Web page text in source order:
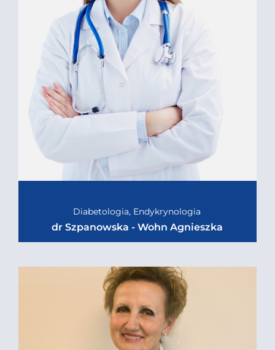
Diabetologia, Endykrynologia
dr Szpanowska - Wohn Agnieszka